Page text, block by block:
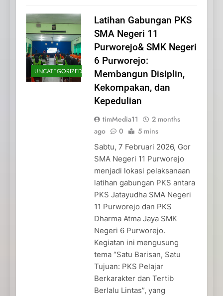
UNCATEGORIZED
Latihan Gabungan PKS
SMA Negeri 11
Purworejo& SMK Negeri
6 Purworejo:
Membangun Disiplin,
Kekompakan, dan
Kepedulian
timMedia11
2 months
ago
0 5 mins
Sabtu, 7 Februari 2026, Gor
SMA Negeri 11 Purworejo
menjadi lokasi pelaksanaan
latihan gabungan PKS antara
PKS Jatayudha SMA Negeri
11 Purworejo dan PKS
Dharma Atma Jaya SMK
Negeri 6 Purworejo.
Kegiatan ini mengusung
tema “Satu Barisan, Satu
Tujuan: PKS Pelajar
Berkarakter dan Tertib
Berlalu Lintas”, yang